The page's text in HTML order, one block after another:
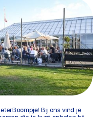
Bij ons vind je